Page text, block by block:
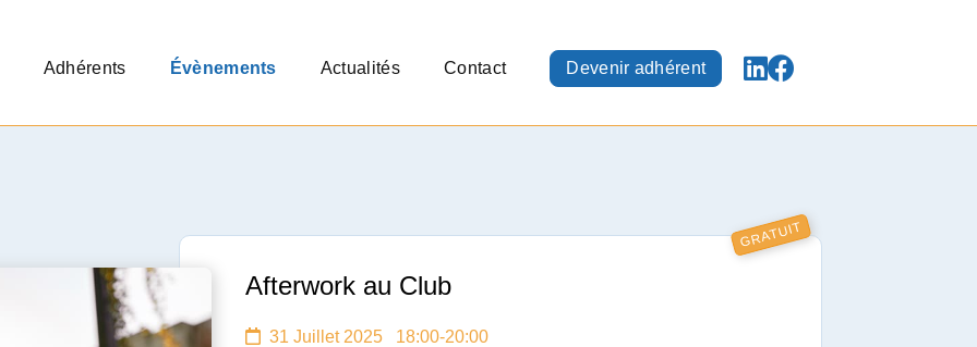
Adhérents Évènements Actualités Contact Devenir adhérent
GRATUIT
Afterwork au Club
31 Juillet 2025 18:00-20:00